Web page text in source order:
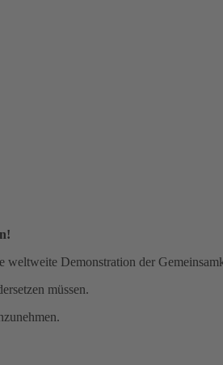
Demonstration der
müssen.